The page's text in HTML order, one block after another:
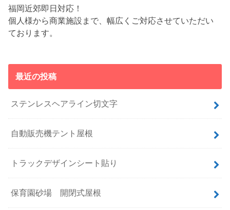
福岡近郊即日対応！
個人様から商業施設まで、幅広くご対応させていただい
ております。
最近の投稿
ステンレスヘアライン切文字
自動販売機テント屋根
トラックデザインシート貼り
保育園砂場 開閉式屋根